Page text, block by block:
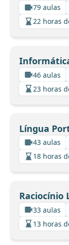
79 aulas
22 horas
46 aulas
23 horas
Língua
43 aulas
18 horas
Raciocínio
33 aulas
13 horas